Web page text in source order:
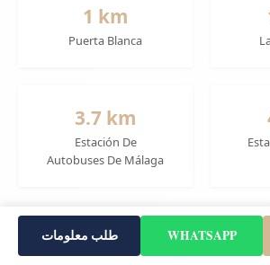
1 km
Puerta Blanca
3.7 km
Estación De
Autobuses De Málaga
طلب معلومات WHATSAPP